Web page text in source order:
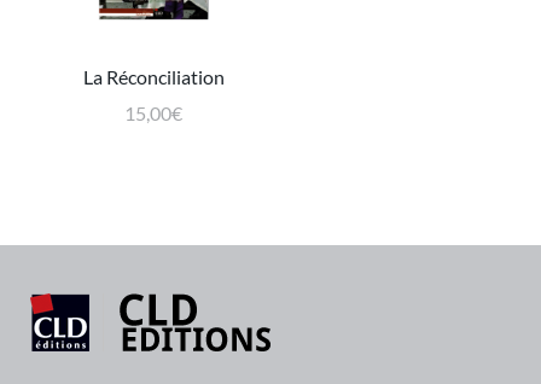
La Réconciliation
15,00€